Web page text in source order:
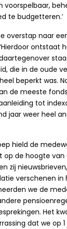
voorspelbaar,
te budgetteren.’
overstap naar
ontstaat
die in de oude
beperkt was.
de meeste
tot
jaar weer heel
hield de
op de hoogte van
zij
verschenen in
we de
Het
dat we op 1